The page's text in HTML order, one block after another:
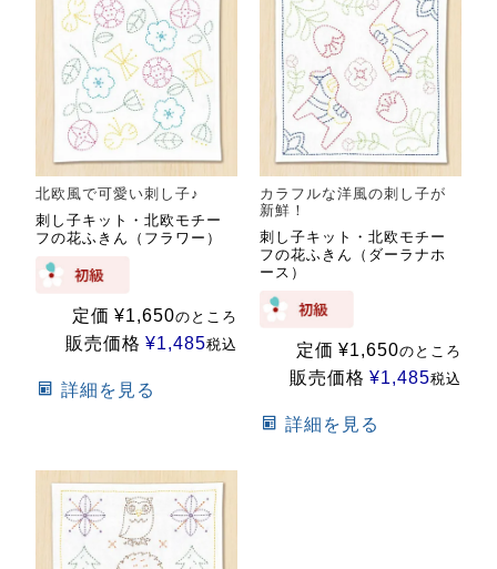
北欧風で可愛い刺し子♪
刺し子キット・北欧モチー
フの花ふきん（フラワー）
定価 ¥1,650のところ
販売価格 ¥1,485税込
詳細を見る
カラフルな洋風の刺し子が
新鮮！
刺し子キット・北欧モチー
フの花ふきん（ダーラナホ
ース）
定価 ¥1,650のところ
販売価格 ¥1,485税込
詳細を見る